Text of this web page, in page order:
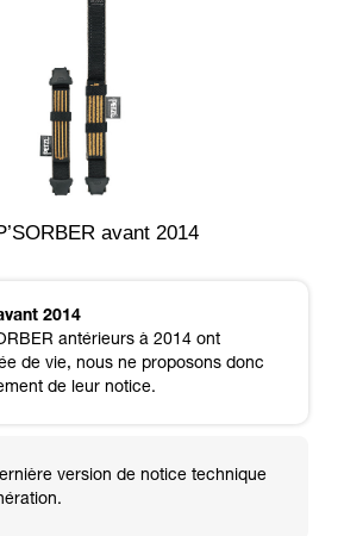
avant 2014
2014
antérieurs à 2014 ont
de vie, nous ne proposons donc
de leur notice.
version de notice technique